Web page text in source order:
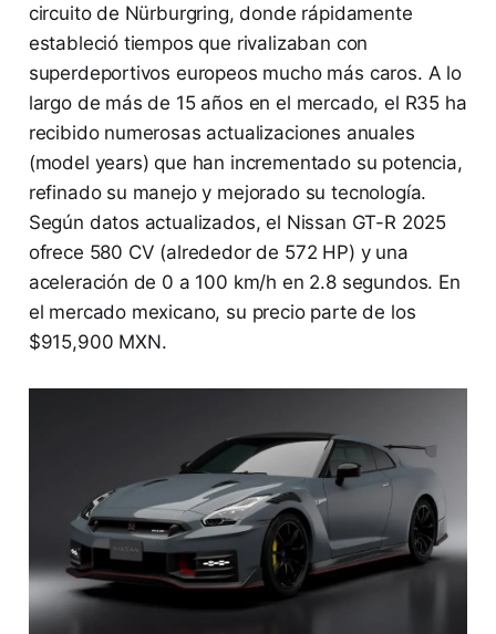
circuito de Nürburgring, donde rápidamente
estableció tiempos que rivalizaban con
superdeportivos europeos mucho más caros. A lo
largo de más de 15 años en el mercado, el R35 ha
recibido numerosas actualizaciones anuales
(model years) que han incrementado su potencia,
refinado su manejo y mejorado su tecnología.
Según datos actualizados, el Nissan GT-R 2025
ofrece 580 CV (alrededor de 572 HP) y una
aceleración de 0 a 100 km/h en 2.8 segundos. En
el mercado mexicano, su precio parte de los
$915,900 MXN.